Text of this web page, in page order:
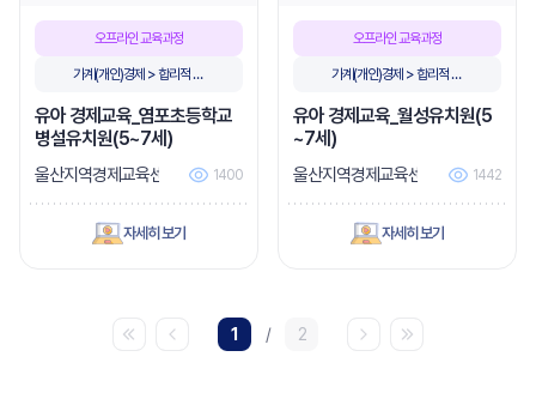
오프라인 교육과정
가계(개인)경제 > 합리적 소
유아 경제교육_염포초등학교
병설유치원(5~7세)
울산지역경제교육센터 1400
자세히 보기
오프라인 교육과정
가계(개인)경제 > 합리적 소
유아 경제교육_월성유치원(5
~7세)
울산지역경제교육센터 1442
자세히 보기
1 / 2